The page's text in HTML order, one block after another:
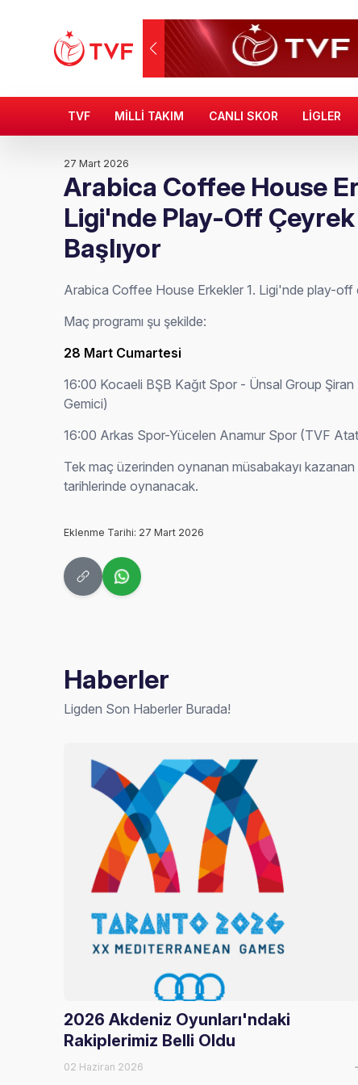
TVF MİLLİ TAKIM CANLI SKOR LİGLER
27 Mart 2026
Arabica Coffee House
Ligi'nde Play-Off Çeyrek
Başlıyor
Arabica Coffee House Erkekler 1. Ligi'nde play-off
Maç programı şu şekilde:
28 Mart Cumartesi
16:00 Kocaeli BŞB Kağıt Spor - Ünsal Group
Gemici)
16:00 Arkas Spor-Yücelen Anamur Spor (TVF
Tek maç üzerinden oynanan müsabakayı
tarihlerinde oynanacak.
Eklenme Tarihi: 27 Mart 2026
Haberler
Ligden Son Haberler Burada!
2026 Akdeniz Oyunları'ndaki
Rakiplerimiz Belli Oldu
02 Haziran 2026